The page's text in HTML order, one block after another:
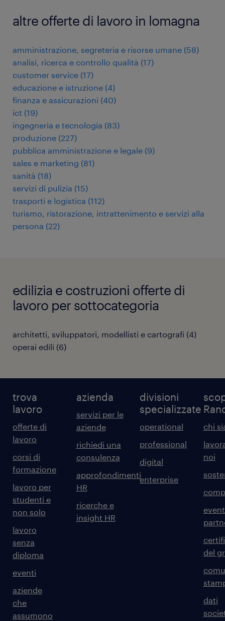
altre offerte di lavoro in lomagna
amministrazione, segreteria e risorse umane (58)
analisi, ricerca e controllo qualità (17)
customer service (17)
educazione e istruzione (4)
finanza e assicurazioni (40)
ict (19)
ingegneria e tecnologia (83)
produzione (227)
pubblica amministrazione e legale (9)
sales e marketing (81)
sanità (18)
servizi di pulizia (15)
trasporti e logistica (112)
turismo, ristorazione, intrattenimento e servizi alla
persona (22)
edilizia e costruzioni offerte di
lavoro per sottocategoria
architetti, sviluppatori, modellisti e cartografi (4)
operai edili (6)
trova
lavoro
offerte di
lavoro
corsi di
formazione
lavoro per
studenti e
non solo
lavoro
senza
diploma
eventi
aziende
che
assumono
azienda
servizi per le
aziende
richiedi una
consulenza
approfondimenti
HR
ricerche e
insight HR
divisioni
specializzate
operational
professional
digital
enterprise
chi
noi
del
dati